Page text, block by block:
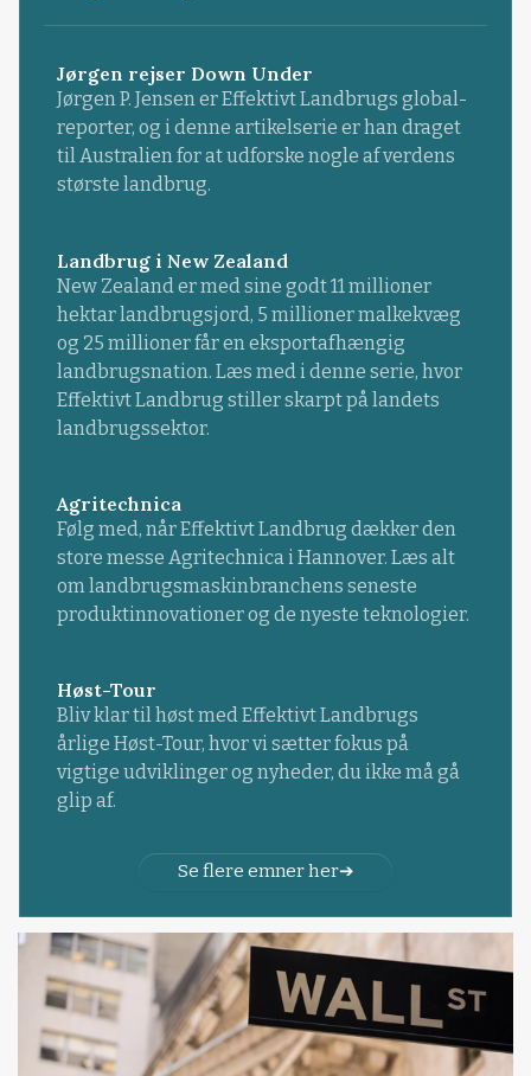
Jørgen rejser Down Under
Jørgen P. Jensen er Effektivt Landbrugs global-
reporter, og i denne artikelserie er han draget
til Australien for at udforske nogle af verdens
største landbrug.
Landbrug i New Zealand
New Zealand er med sine godt 11 millioner
hektar landbrugsjord, 5 millioner malkekvæg
og 25 millioner får en eksportafhængig
landbrugsnation. Læs med i denne serie, hvor
Effektivt Landbrug stiller skarpt på landets
landbrugssektor.
Agritechnica
Følg med, når Effektivt Landbrug dækker den
store messe Agritechnica i Hannover. Læs alt
om landbrugsmaskinbranchens seneste
produktinnovationer og de nyeste teknologier.
Høst-Tour
Bliv klar til høst med Effektivt Landbrugs
årlige Høst-Tour, hvor vi sætter fokus på
vigtige udviklinger og nyheder, du ikke må gå
glip af.
Se flere emner her